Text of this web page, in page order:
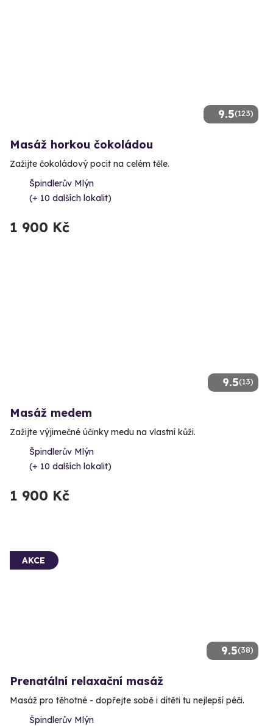
9.5(123)
Masáž horkou čokoládou
Zažijte čokoládový pocit na celém těle.
Špindlerův Mlýn
(+ 10 dalších lokalit)
1 900 Kč
9.5(13)
Masáž medem
Zažijte výjimečné účinky medu na vlastní kůži.
Špindlerův Mlýn
(+ 10 dalších lokalit)
1 900 Kč
9.5(38)
AKCE
Prenatální relaxační masáž
Masáž pro těhotné - dopřejte sobě i dítěti tu nejlepší péči.
Špindlerův Mlýn